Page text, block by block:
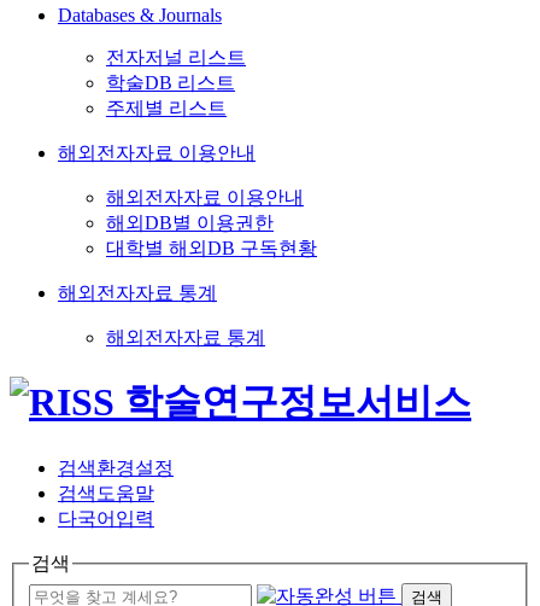
Databases & Journals
전자저널 리스트
학술DB 리스트
주제별 리스트
해외전자자료 이용안내
해외전자자료 이용안내
해외DB별 이용권한
대학별 해외DB 구독현황
해외전자자료 통계
해외전자자료 통계
검색환경설정
검색도움말
다국어입력
검색
검색